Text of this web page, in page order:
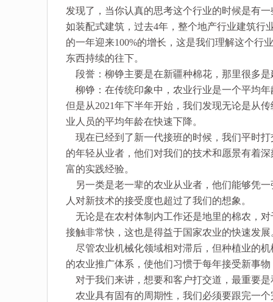
发现了，当你认真的思考这个行业的时候是有
如装配式建筑，过去4年，整个地产行业建筑行
的一年迎来100%的增长，这是我们理解这个行
东西持续的往下。
段誉：柳铮主要是在新疆种棉花，那里很多
柳铮：在传统印象中，农业行业是一个平均
但是从2021年下半年开始，我们发现无论是从
业人员的平均年龄在快速下降。
现在已经到了新一代接班的时候，我们平时
的年轻从业者，他们对我们的技术和愿景有着
富的实践经验。
另一类是老一辈的农业从业者，他们能够凭
人对新技术的接受度也超过了我们的想象。
无论是在农村体制内工作还是地里的棉农，
接触非常快，这也是得益于国家农业的快速发展
尽管农业机械化领域相对滞后，但种植业的
的农业推广体系，使他们习惯于每年接受新事
对于我们来讲，想要和客户打交道，最重要
农业具有固有的周期性，我们必须要跟完一